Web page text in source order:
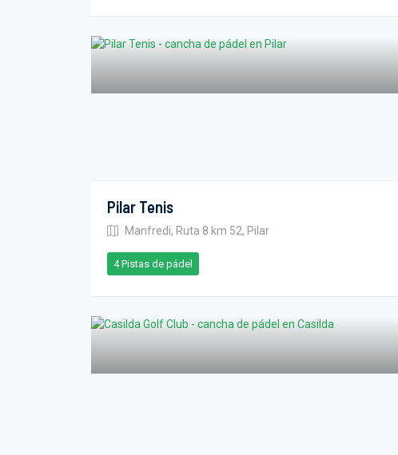
Pilar Tenis
Manfredi, Ruta 8 km 52, Pilar
4 Pistas de pádel